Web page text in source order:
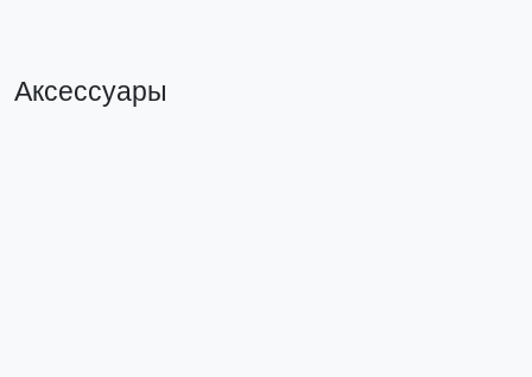
Аксессуары